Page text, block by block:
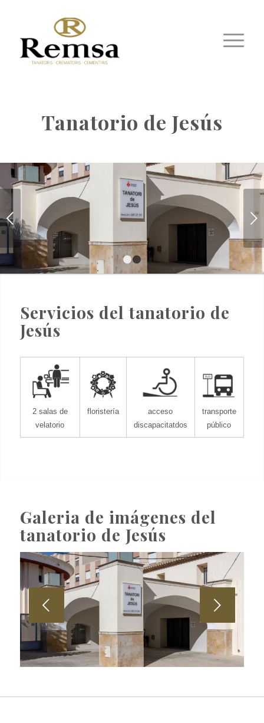
Tanatorio de Jesús
Posterior
1 2
Servicios del tanatorio de
Jesús
2 salas de
velatorio
floristería
acceso
discapacitatdos
transporte
público
Galeria de imágenes del
tanatorio de Jesús
Posterior